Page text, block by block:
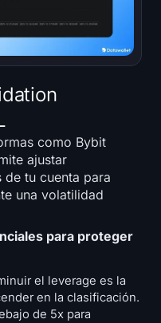
como Bybit
ajustar
de tu cuenta para
una volatilidad
para proteger
el leverage es la
en la clasificación.
de 5x para